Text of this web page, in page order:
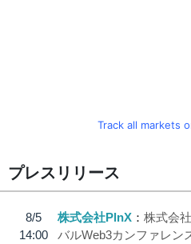
Track all markets
プレスリリース
8/5
14:00
株式会社PlnX
株式会
バルWeb3カンファレン